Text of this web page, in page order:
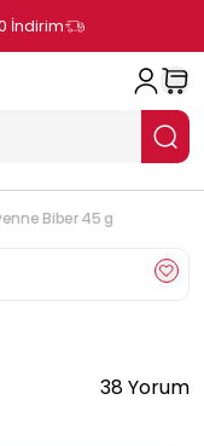
İndirim
Biber 45 g
38 Yorum